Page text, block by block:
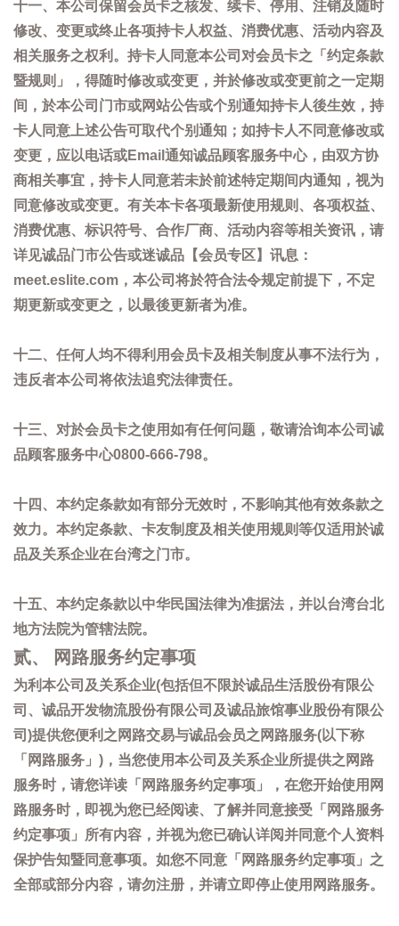
十一、本公司保留会员卡之核发、续卡、停用、注销及随时
修改、变更或终止各项持卡人权益、消费优惠、活动内容及
相关服务之权利。持卡人同意本公司对会员卡之「约定条款
暨规则」，得随时修改或变更，并於修改或变更前之一定期
间，於本公司门市或网站公告或个别通知持卡人後生效，持
卡人同意上述公告可取代个别通知；如持卡人不同意修改或
变更，应以电话或Email通知诚品顾客服务中心，由双方协
商相关事宜，持卡人同意若未於前述特定期间内通知，视为
同意修改或变更。有关本卡各项最新使用规则、各项权益、
消费优惠、标识符号、合作厂商、活动内容等相关资讯，请
详见诚品门市公告或迷诚品【会员专区】讯息：
meet.eslite.com，本公司将於符合法令规定前提下，不定
期更新或变更之，以最後更新者为准。
十二、任何人均不得利用会员卡及相关制度从事不法行为，
违反者本公司将依法追究法律责任。
十三、对於会员卡之使用如有任何问题，敬请洽询本公司诚
品顾客服务中心0800-666-798。
十四、本约定条款如有部分无效时，不影响其他有效条款之
效力。本约定条款、卡友制度及相关使用规则等仅适用於诚
品及关系企业在台湾之门市。
十五、本约定条款以中华民国法律为准据法，并以台湾台北
地方法院为管辖法院。
贰、 网路服务约定事项
为利本公司及关系企业(包括但不限於诚品生活股份有限公
司、诚品开发物流股份有限公司及诚品旅馆事业股份有限公
司)提供您便利之网路交易与诚品会员之网路服务(以下称
「网路服务」)，当您使用本公司及关系企业所提供之网路
服务时，请您详读「网路服务约定事项」，在您开始使用网
路服务时，即视为您已经阅读、了解并同意接受「网路服务
约定事项」所有内容，并视为您已确认详阅并同意个人资料
保护告知暨同意事项。如您不同意「网路服务约定事项」之
全部或部分内容，请勿注册，并请立即停止使用网路服务。